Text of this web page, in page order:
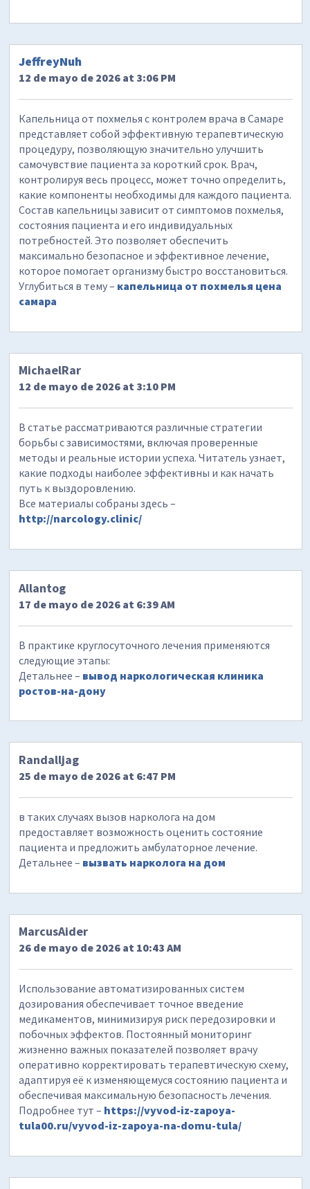
JeffreyNuh
12 de mayo de 2026 at 3:06 PM
Капельница от похмелья с контролем врача в Самаре
представляет собой эффективную терапевтическую
процедуру, позволяющую значительно улучшить
самочувствие пациента за короткий срок. Врач,
контролируя весь процесс, может точно определить,
какие компоненты необходимы для каждого пациента.
Состав капельницы зависит от симптомов похмелья,
состояния пациента и его индивидуальных
потребностей. Это позволяет обеспечить
максимально безопасное и эффективное лечение,
которое помогает организму быстро восстановиться.
Углубиться в тему – капельница от похмелья цена
самара
MichaelRar
12 de mayo de 2026 at 3:10 PM
В статье рассматриваются различные стратегии
борьбы с зависимостями, включая проверенные
методы и реальные истории успеха. Читатель узнает,
какие подходы наиболее эффективны и как начать
путь к выздоровлению.
Все материалы собраны здесь –
http://narcology.clinic/
Allantog
17 de mayo de 2026 at 6:39 AM
В практике круглосуточного лечения применяются
следующие этапы:
Детальнее – вывод наркологическая клиника
ростов-на-дону
Randalljag
25 de mayo de 2026 at 6:47 PM
в таких случаях вызов нарколога на дом
предоставляет возможность оценить состояние
пациента и предложить амбулаторное лечение.
Детальнее – вызвать нарколога на дом
MarcusAider
26 de mayo de 2026 at 10:43 AM
Использование автоматизированных систем
дозирования обеспечивает точное введение
медикаментов, минимизируя риск передозировки и
побочных эффектов. Постоянный мониторинг
жизненно важных показателей позволяет врачу
оперативно корректировать терапевтическую схему,
адаптируя её к изменяющемуся состоянию пациента и
обеспечивая максимальную безопасность лечения.
Подробнее тут – https://vyvod-iz-zapoya-
tula00.ru/vyvod-iz-zapoya-na-domu-tula/